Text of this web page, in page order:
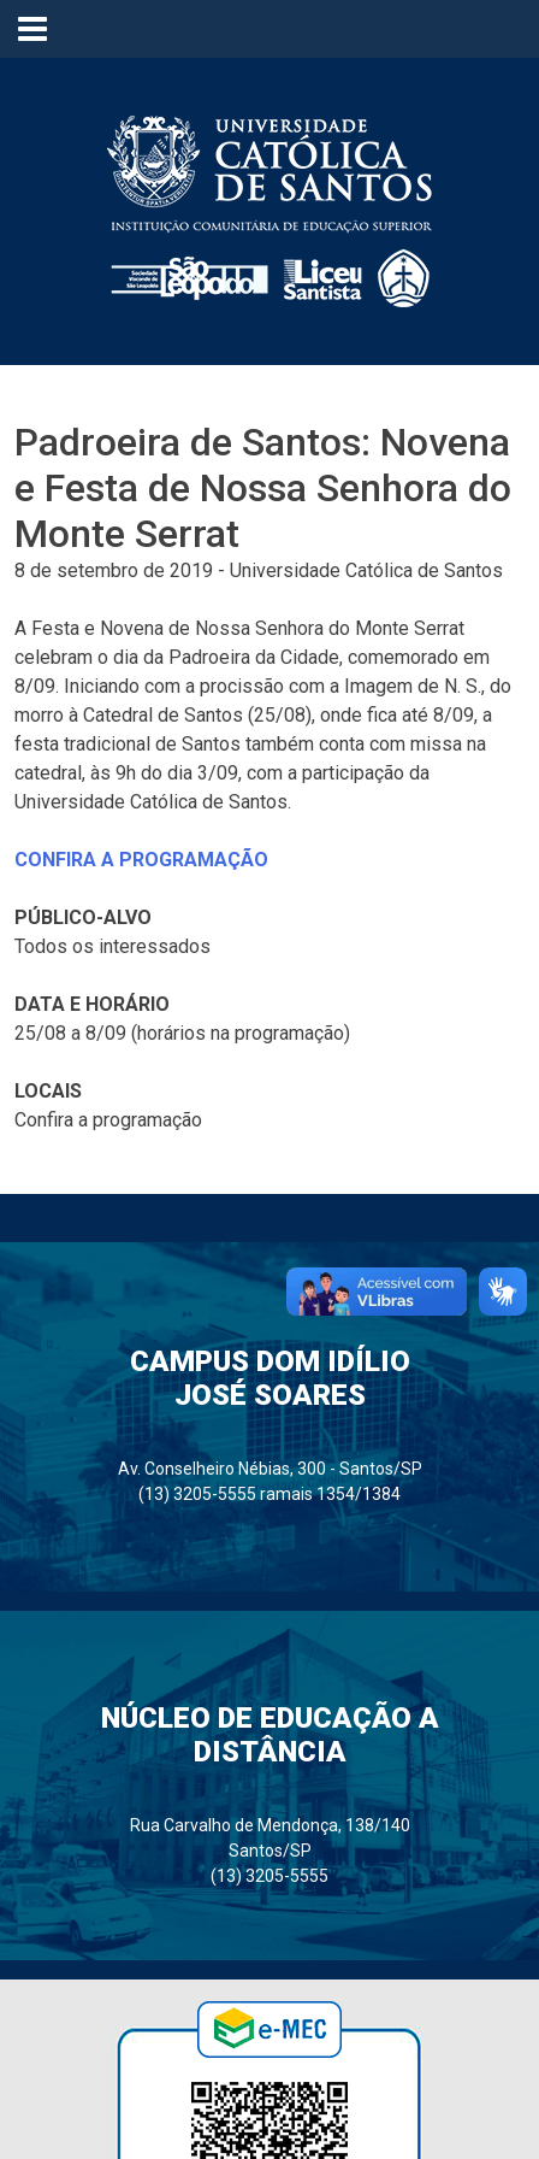
≡
Padroeira de Santos: Novena
e Festa de Nossa Senhora do
Monte Serrat
8 de setembro de 2019 - Universidade Católica de Santos
A Festa e Novena de Nossa Senhora do Monte Serrat
celebram o dia da Padroeira da Cidade, comemorado em
8/09. Iniciando com a procissão com a Imagem de N. S., do
morro à Catedral de Santos (25/08), onde fica até 8/09, a
festa tradicional de Santos também conta com missa na
catedral, às 9h do dia 3/09, com a participação da
Universidade Católica de Santos.
CONFIRA A PROGRAMAÇÃO
PÚBLICO-ALVO
Todos os interessados
DATA E HORÁRIO
25/08 a 8/09 (horários na programação)
LOCAIS
Confira a programação
CAMPUS DOM IDÍLIO
JOSÉ SOARES
Av. Conselheiro Nébias, 300 - Santos/SP
(13) 3205-5555 ramais 1354/1384
NÚCLEO DE EDUCAÇÃO A
DISTÂNCIA
Rua Carvalho de Mendonça, 138/140
Santos/SP
(13) 3205-5555